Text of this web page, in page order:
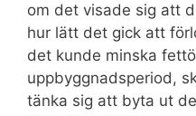
om det visade sig att
hur lätt det gick att
det kunde minska
uppbyggnadsperiod,
tänka sig att byta ut